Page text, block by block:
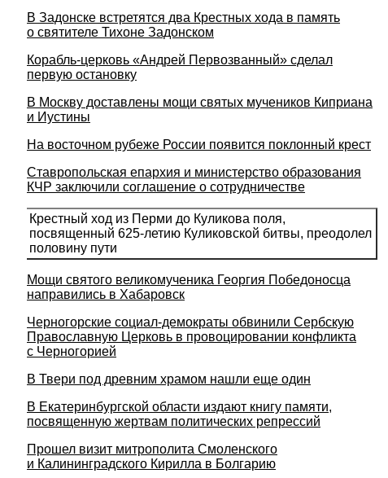
В Задонске встретятся два Крестных хода в память
о святителе Тихоне Задонском
Корабль-церковь «Андрей Первозванный» сделал
первую остановку
В Москву доставлены мощи святых мучеников Киприана
и Иустины
На восточном рубеже России появится поклонный крест
Ставропольская епархия и министерство образования
КЧР заключили соглашение о сотрудничестве
Крестный ход из Перми до Куликова поля,
посвященный 625-летию Куликовской битвы, преодолел
половину пути
Мощи святого великомученика Георгия Победоносца
направились в Хабаровск
Черногорские социал-демократы обвинили Сербскую
Православную Церковь в провоцировании конфликта
с Черногорией
В Твери под древним храмом нашли еще один
В Екатеринбургской области издают книгу памяти,
посвященную жертвам политических репрессий
Прошел визит митрополита Смоленского
и Калининградского Кирилла в Болгарию